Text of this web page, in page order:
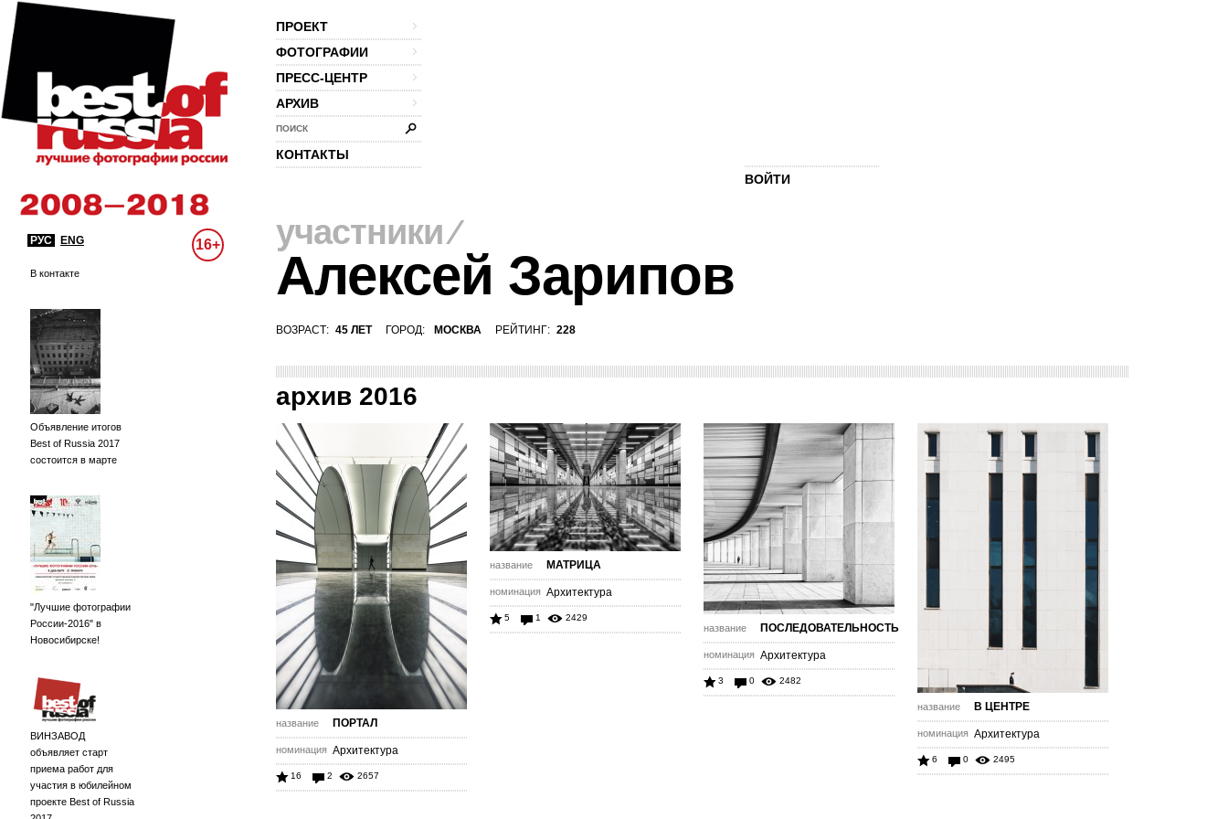
ПРОЕКТ
ФОТОГРАФИИ
ПРЕСС-ЦЕНТР
АРХИВ
ПОИСК
КОНТАКТЫ
ВОЙТИ
РУС ENG 16+
В контакте
Объявление итогов
Best of Russia 2017
состоится в марте
"Лучшие фотографии
России-2016" в
Новосибирске!
ВИНЗАВОД
объявляет старт
приема работ для
участия в юбилейном
проекте Best of Russia
участники⁄
Алексей Зарипов
ВОЗРАСТ: 45 ЛЕТ ГОРОД: МОСКВА РЕЙТИНГ: 228
архив 2016
название ПОРТАЛ
номинация Архитектура
16 2 2657
название МАТРИЦА
номинация Архитектура
5 1 2429
название ПОСЛЕДОВАТЕЛЬНОСТЬ
номинация Архитектура
3 0 2482
название В ЦЕНТРЕ
номинация Архитектура
6 0 2495